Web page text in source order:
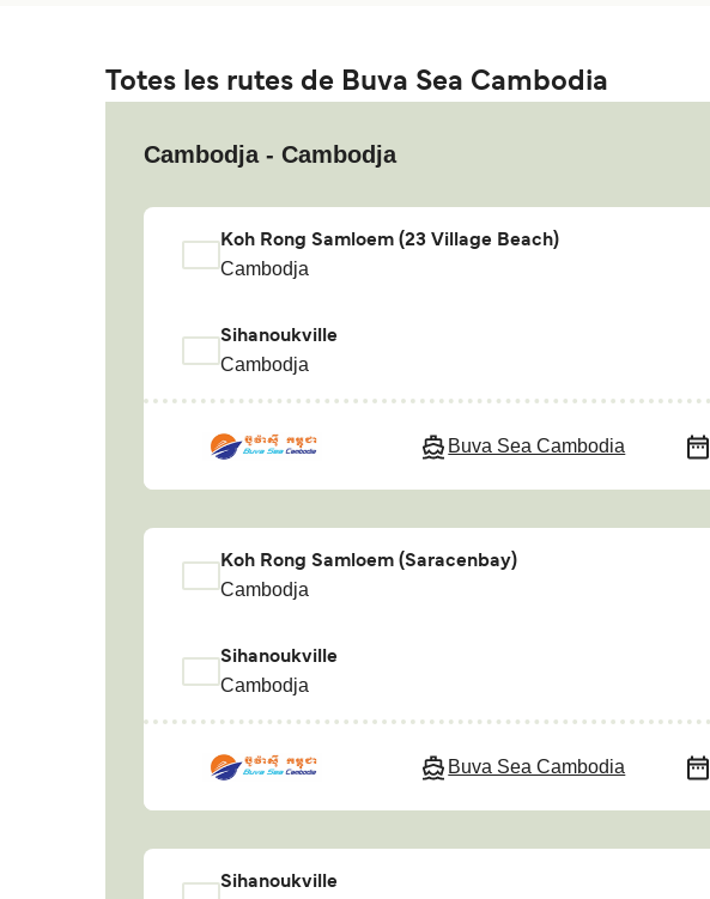
Totes les rutes de Buva Sea Cambodia
Cambodja - Cambodja
Koh Rong Samloem (23 Village Beach)
Cambodja
Sihanoukville
Cambodja
Buva Sea Cambodia
Koh Rong Samloem (Saracenbay)
Cambodja
Sihanoukville
Cambodja
Buva Sea Cambodia
Sihanoukville